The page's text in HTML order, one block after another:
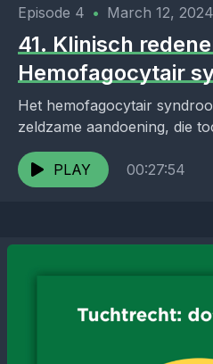
Episode 4 • March 12, 2024
41. Klinisch
Hemofagocytair
Het hemofagocytair
zeldzame aandoening, die
differentiaaldiagnose
deze aflevering bespreken...
PLAY 00:27:54